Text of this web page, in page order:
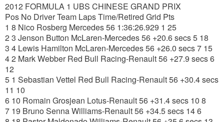
2012 FORMULA 1 UBS CHINESE GRAND PRIX
Pos No Driver Team Laps Time/Retired Grid Pts
1 8 Nico Rosberg Mercedes 56 1:36:26.929 1 25
2 3 Jenson Button McLaren-Mercedes 56 +20.6 secs 5 18
3 4 Lewis Hamilton McLaren-Mercedes 56 +26.0 secs 7 15
4 2 Mark Webber Red Bull Racing-Renault 56 +27.9 secs 6
12
5 1 Sebastian Vettel Red Bull Racing-Renault 56 +30.4 secs
11 10
6 10 Romain Grosjean Lotus-Renault 56 +31.4 secs 10 8
7 19 Bruno Senna Williams-Renault 56 +34.5 secs 14 6